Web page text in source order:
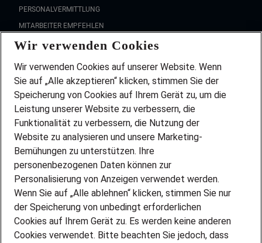
PERSONALVERMITTLUNG
MITARBEITER EMPFEHLEN
FAQ
Wir stellen ein!
DEINE BERUFSGRUPPE
DEINE LEBENSSITUATION
PARTNERSHIP WITH AIRBUS
INITIATIV BEWERBEN
ÜBER UNS
STANDORTE
BLOG
PRESSE
Wir verwenden Cookies
Wir verwenden Cookies auf unserer Website. Wenn
Sie auf „Alle akzeptieren“ klicken, stimmen Sie der
Speicherung von Cookies auf Ihrem Gerät zu, um die
Leistung unserer Website zu verbessern, die
Funktionalität zu verbessern, die Nutzung der
Website zu analysieren und unsere Marketing-
Bemühungen zu unterstützen. Ihre
personenbezogenen Daten können zur
Personalisierung von Anzeigen verwendet werden.
Wenn Sie auf „Alle ablehnen“ klicken, stimmen Sie nur
der Speicherung von unbedingt erforderlichen
Cookies auf Ihrem Gerät zu. Es werden keine anderen
Cookies verwendet. Bitte beachten Sie jedoch, dass